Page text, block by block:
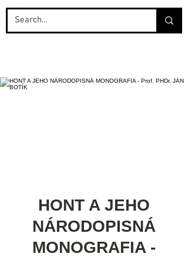
HONT A JEHO
NÁRODOPISNÁ
MONOGRAFIA -